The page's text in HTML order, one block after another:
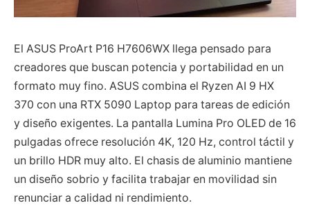
El ASUS ProArt P16 H7606WX llega pensado para
creadores que buscan potencia y portabilidad en un
formato muy fino. ASUS combina el Ryzen AI 9 HX
370 con una RTX 5090 Laptop para tareas de edición
y diseño exigentes. La pantalla Lumina Pro OLED de 16
pulgadas ofrece resolución 4K, 120 Hz, control táctil y
un brillo HDR muy alto. El chasis de aluminio mantiene
un diseño sobrio y facilita trabajar en movilidad sin
renunciar a calidad ni rendimiento.